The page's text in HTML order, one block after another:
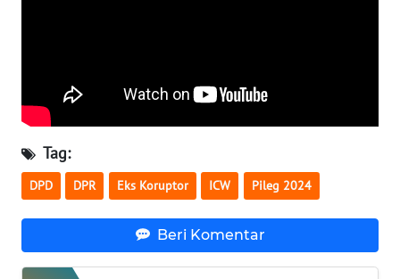
Tag:
DPD DPR Eks Koruptor ICW Pileg 2024
Beri Komentar
WN
JAMBI
WN
SULTRA